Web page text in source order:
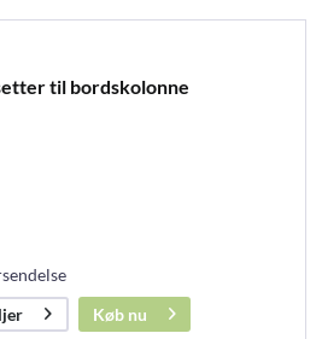
til bordskolonne
Køb nu